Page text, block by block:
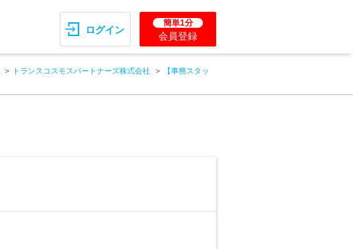
ログイン
簡単1分
会員登録
トランスコスモスパートナーズ株式会社
【事務スタッ